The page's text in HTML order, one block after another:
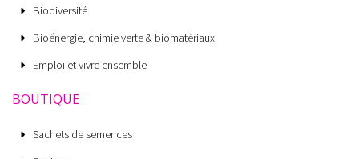
Biodiversité
Bioénergie, chimie verte & biomatériaux
Emploi et vivre ensemble
BOUTIQUE
Sachets de semences